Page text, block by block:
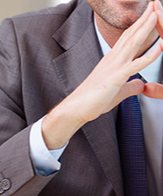
в команде,
из самых популярных
версию, настроить